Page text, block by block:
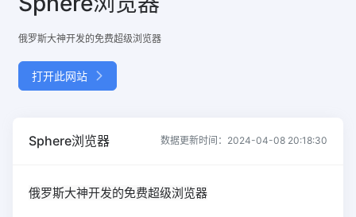
俄罗斯大神开发的免费超级浏览器
打开此网站
Sphere浏览器 数据更新时间：2024-04-08 20:18:30
俄罗斯大神开发的免费超级浏览器